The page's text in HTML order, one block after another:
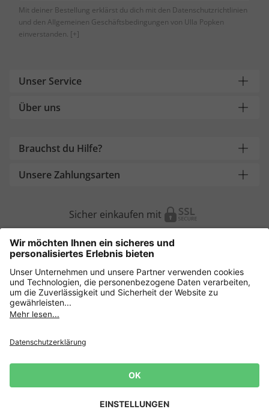
Mit deiner Bestellung erklärst du dich mit den Datenschutzrichtlinien
und den Allgemeinen Geschäftsbedingungen von Ulla Popken
einverstanden. [+]
Unser Service
Über uns
Brauchst du Hilfe?
Unsere Zahlungsarten
Sicher einkaufen mit
Weitere Onlineshops
Deutschland
AGB
Lieferbedingungen
Impressum Cookie Einstellungen